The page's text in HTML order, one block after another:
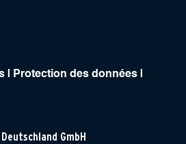
| Protection des données |
GmbH